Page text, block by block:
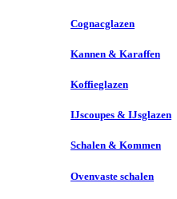
Cognacglazen
Kannen & Karaffen
Koffieglazen
IJscoupes & IJsglazen
Schalen & Kommen
Ovenvaste schalen